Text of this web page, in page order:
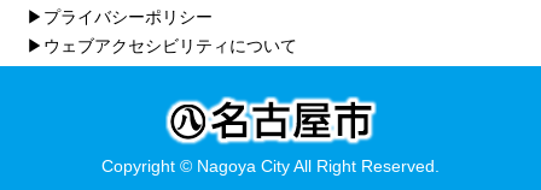
▶プライバシーポリシー
▶ウェブアクセシビリティについて
Copyright © Nagoya City All Right Reserved.